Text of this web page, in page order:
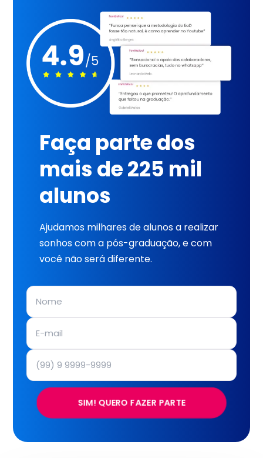
Faça parte dos
mais de 225 mil
alunos
Ajudamos milhares de alunos a realizar
sonhos com a pós-graduação, e com
você não será diferente.
SIM! QUERO FAZER PARTE